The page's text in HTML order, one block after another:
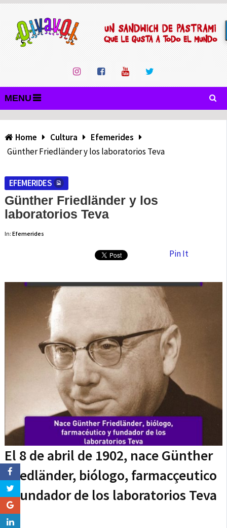
MENU
Home Cultura
Efemerides
Günther Friedländer y los laboratorios Teva
EFEMERIDES
Günther Friedländer y los
laboratorios Teva
In: Efemerides
Pin It
El 8 de abril de 1902, nace Günther
Friedländer, biólogo, farmacçeutico
y fundador de los laboratorios Teva